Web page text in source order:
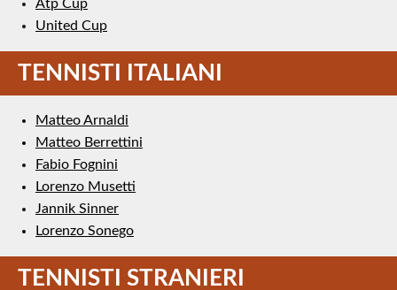
Atp Cup
United Cup
TENNISTI ITALIANI
Matteo Arnaldi
Matteo Berrettini
Fabio Fognini
Lorenzo Musetti
Jannik Sinner
Lorenzo Sonego
TENNISTI STRANIERI